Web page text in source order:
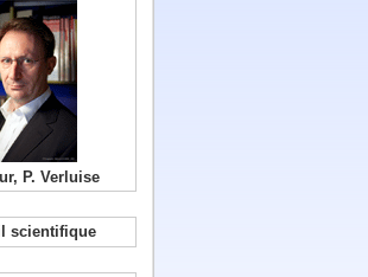
P. Verluise
scientifique